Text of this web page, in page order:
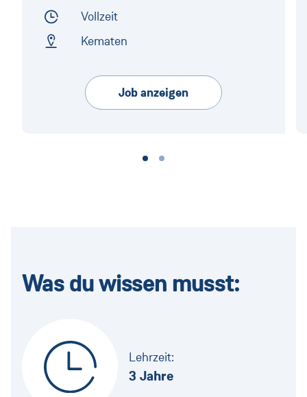
Arbeitsbeginn
Arbeitszeit
Vollzeit
Kematen
Job anzeigen
Was du wissen musst:
Lehrzeit:
3 Jahre